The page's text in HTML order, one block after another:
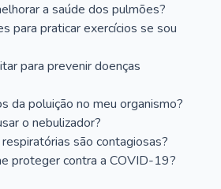
a saúde dos pulmões?
para praticar exercícios se sou
para prevenir doenças
da poluição no meu organismo?
o nebulizador?
são contagiosas?
proteger contra a COVID-19?